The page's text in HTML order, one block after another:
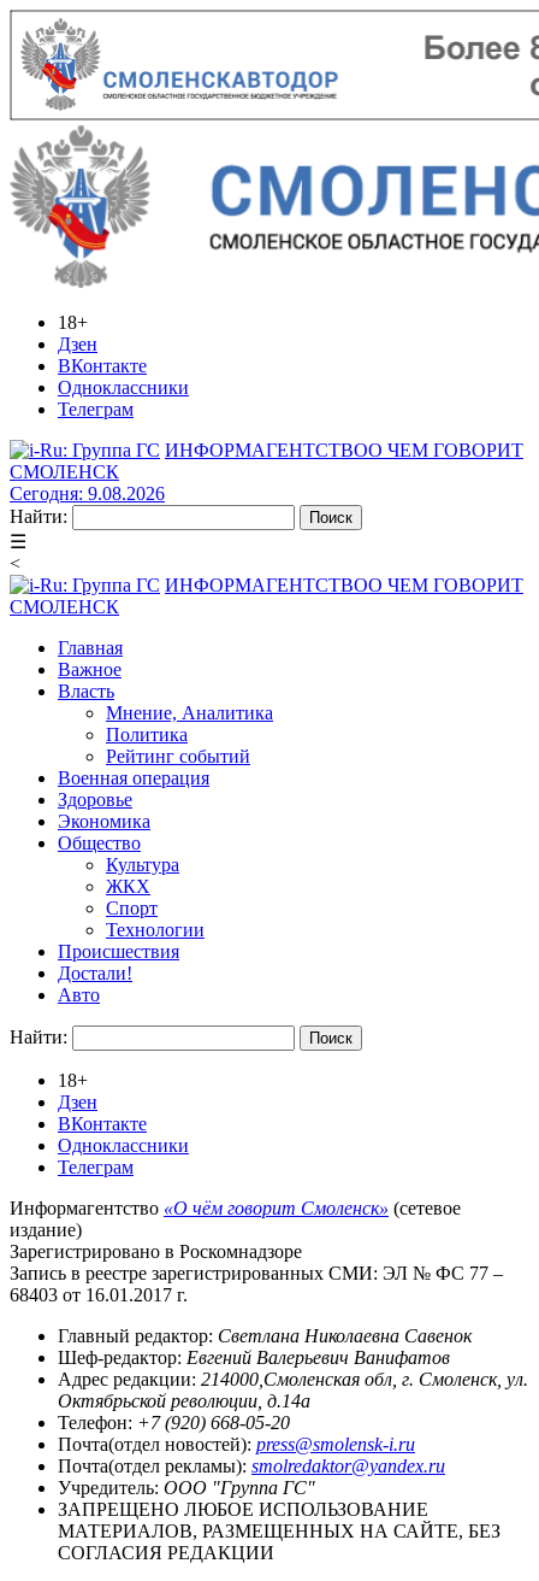
18+
Дзен
ВКонтакте
Одноклассники
Телеграм
ИНФОРМАГЕНТСТВОО ЧЕМ ГОВОРИТ
СМОЛЕНСК
Сегодня: 9.08.2026
Найти:
☰
<
ИНФОРМАГЕНТСТВОО ЧЕМ ГОВОРИТ
СМОЛЕНСК
Главная
Важное
Власть
Мнение, Аналитика
Политика
Рейтинг событий
Военная операция
Здоровье
Экономика
Общество
Культура
ЖКХ
Спорт
Технологии
Происшествия
Достали!
Авто
Найти:
18+
Дзен
ВКонтакте
Одноклассники
Телеграм
Информагентство «О чём говорит Смоленск» (сетевое
издание)
Зарегистрировано в Роскомнадзоре
Запись в реестре зарегистрированных СМИ: ЭЛ № ФС 77 –
68403 от 16.01.2017 г.
Главный редактор: Светлана Николаевна Савенок
Шеф-редактор: Евгений Валерьевич Ванифатов
Адрес редакции: 214000,Смоленская обл, г. Смоленск, ул.
Октябрьской революции, д.14а
Телефон: +7 (920) 668-05-20
Почта(отдел новостей): press@smolensk-i.ru
Почта(отдел рекламы): smolredaktor@yandex.ru
Учредитель: ООО "Группа ГС"
ЗАПРЕЩЕНО ЛЮБОЕ ИСПОЛЬЗОВАНИЕ
МАТЕРИАЛОВ, РАЗМЕЩЕННЫХ НА САЙТЕ, БЕЗ
СОГЛАСИЯ РЕДАКЦИИ